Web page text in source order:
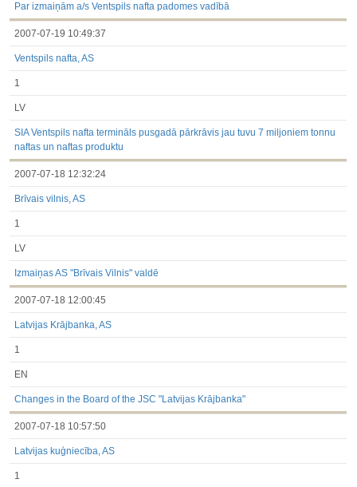
Par izmaiņām a/s Ventspils nafta padomes vadībā
2007-07-19 10:49:37
Ventspils nafta, AS
1
LV
SIA Ventspils nafta termināls pusgadā pārkrāvis jau tuvu 7 miljoniem tonnu
naftas un naftas produktu
2007-07-18 12:32:24
Brīvais vilnis, AS
1
LV
Izmaiņas AS "Brīvais Vilnis" valdē
2007-07-18 12:00:45
Latvijas Krājbanka, AS
1
EN
Changes in the Board of the JSC "Latvijas Krājbanka"
2007-07-18 10:57:50
Latvijas kuģniecība, AS
1